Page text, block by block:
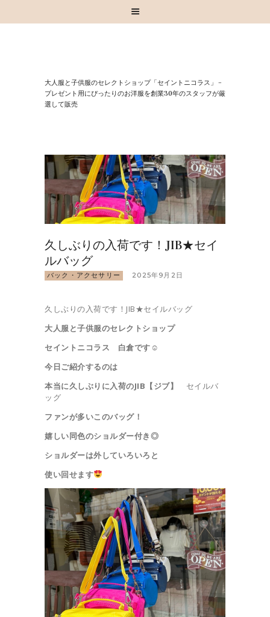
⼤⼈服と⼦供服のセレクトショップ「セイントニコラス」 –
プレゼント⽤にぴったりのお洋服を創業30年のスタッフが厳
選して販売
お知らせ
お買い物
取扱いブランド
お問い合わせ
久しぶりの入荷です！JIB★セイ
ルバッグ
バック・アクセサリー 2025年9月2日
久しぶりの入荷です！JIB★セイルバッグ
大人服と子供服のセレクトショップ
セイントニコラス 白倉です☺︎
今日ご紹介するのは
本当に久しぶりに入荷のJIB【ジブ】
セイルバ
ッグ
ファンが多いこのバッグ！
嬉しい同色のショルダー付き◎
ショルダーは外していろいろと
使い回せます